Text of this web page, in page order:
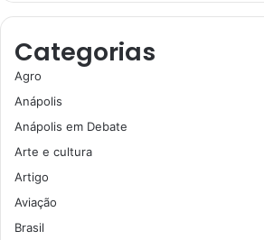
Categorias
Agro
Anápolis
Anápolis em Debate
Arte e cultura
Artigo
Aviação
Brasil